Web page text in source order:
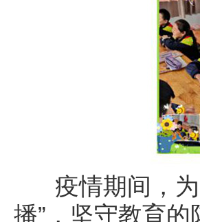
疫情期间，为
播”，坚守教育